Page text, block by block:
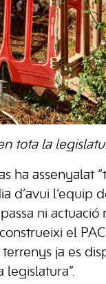
tota la
ha assenyalat
d’avui l’equip
ni actuació
el
ja es
legislatura”.